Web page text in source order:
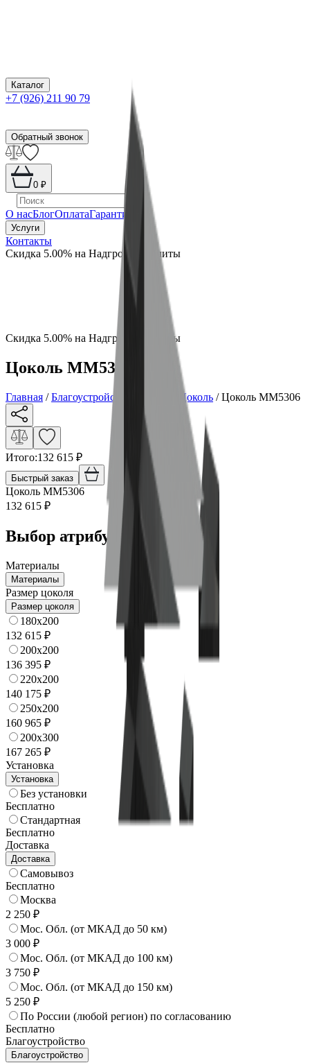
Каталог
+7 (926) 211 90 79
Обратный звонок
0 ₽
О насБлогОплатаГарантия
Услуги
Контакты
Скидка 5.00% на Надгробные плиты
Скидка 5.00% на Надгробные плиты
Цоколь ММ5306
Главная /Благоустройство могилы Цоколь /Цоколь ММ5306
Итого:132 615 ₽
Быстрый заказ
Цоколь ММ5306
132 615 ₽
Выбор атрибутов
Материалы
Материалы
Размер цоколя
Размер цоколя
180x200
132 615 ₽
200x200
136 395 ₽
220x200
140 175 ₽
250x200
160 965 ₽
200x300
167 265 ₽
Установка
Установка
Без установки
Бесплатно
Стандартная
Бесплатно
Доставка
Доставка
Самовывоз
Бесплатно
Москва
2 250 ₽
Мос. Обл. (от МКАД до 50 км)
3 000 ₽
Мос. Обл. (от МКАД до 100 км)
3 750 ₽
Мос. Обл. (от МКАД до 150 км)
5 250 ₽
По России (любой регион) по согласованию
Бесплатно
Благоустройство
Благоустройство